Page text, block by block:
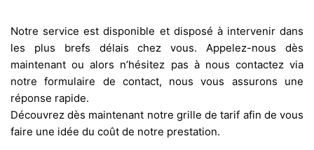
Notre service est disponible et disposé à intervenir dans
les plus brefs délais chez vous. Appelez-nous dès
maintenant ou alors n’hésitez pas à nous contactez via
notre formulaire de contact, nous vous assurons une
réponse rapide.
Découvrez dès maintenant notre grille de tarif afin de vous
faire une idée du coût de notre prestation.